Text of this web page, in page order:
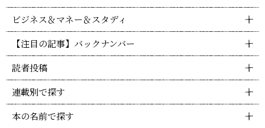
ビジネス＆マネー＆スタディ
【注目の記事】バックナンバー
読者投稿
連載別で探す
本の名前で探す